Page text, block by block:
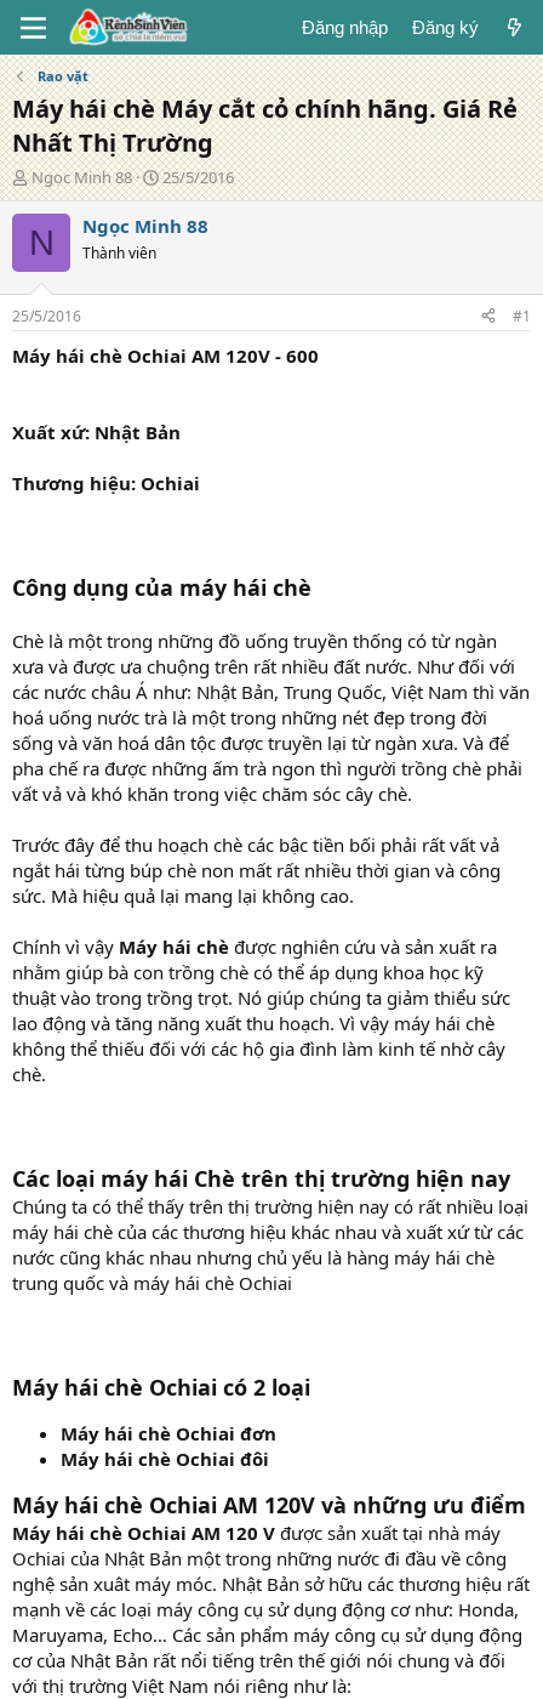
Đăng nhập Đăng ký
Rao vặt
Máy hái chè Máy cắt cỏ chính hãng. Giá Rẻ
Nhất Thị Trường
T
á
c
g
ả
Ngọc Minh 88
N
g
à
g
25/5/2016
N Ngọc Minh 88
Thành viên
25/5/2016 #1
Máy hái chè Ochiai AM 120V - 600
Xuất xứ: Nhật Bản
Thương hiệu: Ochiai
Công dụng của máy hái chè
Chè là một trong những đồ uống truyền thống có từ ngàn
xưa và được ưa chuộng trên rất nhiều đất nước. Như đối với
các nước châu Á như: Nhật Bản, Trung Quốc, Việt Nam thì văn
hoá uống nước trà là một trong những nét đẹp trong đời
sống và văn hoá dân tộc được truyền lại từ ngàn xưa. Và để
pha chế ra được những ấm trà ngon thì người trồng chè phải
vất vả và khó khăn trong việc chăm sóc cây chè.
Trước đây để thu hoạch chè các bậc tiền bối phải rất vất vả
ngắt hái từng búp chè non mất rất nhiều thời gian và công
sức. Mà hiệu quả lại mang lại không cao.
Chính vì vậy Máy hái chè được nghiên cứu và sản xuất ra
nhằm giúp bà con trồng chè có thể áp dụng khoa học kỹ
thuật vào trong trồng trọt. Nó giúp chúng ta giảm thiểu sức
lao động và tăng năng xuất thu hoạch. Vì vậy máy hái chè
không thể thiếu đối với các hộ gia đình làm kinh tế nhờ cây
chè.
Các loại máy hái Chè trên thị trường hiện nay
Chúng ta có thể thấy trên thị trường hiện nay có rất nhiều loại
máy hái chè của các thương hiệu khác nhau và xuất xứ từ các
nước cũng khác nhau nhưng chủ yếu là hàng máy hái chè
trung quốc và máy hái chè Ochiai
Máy hái chè Ochiai có 2 loại
Máy hái chè Ochiai đơn
Máy hái chè Ochiai đôi
Máy hái chè Ochiai AM 120V và những ưu điểm
Máy hái chè Ochiai AM 120 V được sản xuất tại nhà máy
Ochiai của Nhật Bản một trong những nước đi đầu về công
nghệ sản xuât máy móc. Nhật Bản sở hữu các thương hiệu rất
mạnh về các loại máy công cụ sử dụng động cơ như: Honda,
Maruyama, Echo… Các sản phẩm máy công cụ sử dụng động
cơ của Nhật Bản rất nổi tiếng trên thế giới nói chung và đối
với thị trường Việt Nam nói riêng như là: